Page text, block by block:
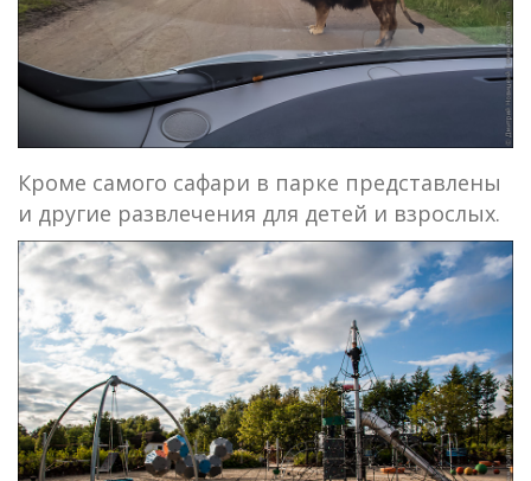
Кроме самого сафари в парке представлены
и другие развлечения для детей и взрослых.